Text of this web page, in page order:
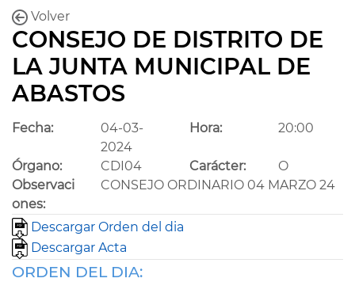
Volver
CONSEJO DE DISTRITO DE
LA JUNTA MUNICIPAL DE
ABASTOS
Fecha:
04-03-
2024
Hora: 20:00
Órgano: CDI04 Carácter:
O
Observaci
ones:
CONSEJO ORDINARIO 04 MARZO 24
Descargar Orden del dia
Descargar Acta
ORDEN DEL DIA: